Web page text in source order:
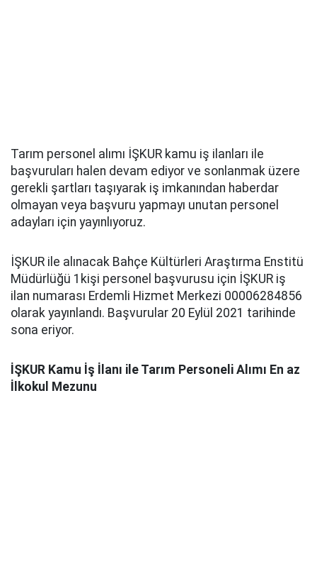
Tarım personel alımı İŞKUR kamu iş ilanları ile
başvuruları halen devam ediyor ve sonlanmak üzere
gerekli şartları taşıyarak iş imkanından haberdar
olmayan veya başvuru yapmayı unutan personel
adayları için yayınlıyoruz.
İŞKUR ile alınacak Bahçe Kültürleri Araştırma Enstitü
Müdürlüğü 1kişi personel başvurusu için İŞKUR iş
ilan numarası Erdemli Hizmet Merkezi 00006284856
olarak yayınlandı. Başvurular 20 Eylül 2021 tarihinde
sona eriyor.
İŞKUR Kamu İş İlanı ile Tarım Personeli Alımı En az
İlkokul Mezunu